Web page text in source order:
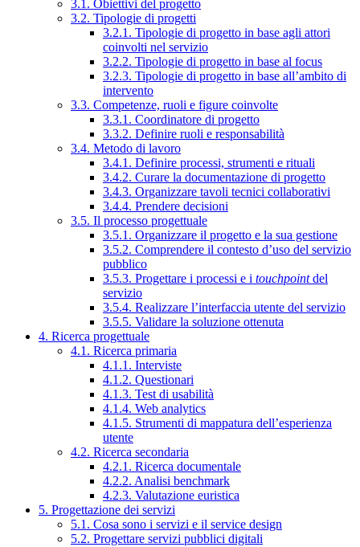
3.1. Obiettivi del progetto
3.2. Tipologie di progetti
3.2.1. Tipologie di progetto in base agli attori
coinvolti nel servizio
3.2.2. Tipologie di progetto in base al focus
3.2.3. Tipologie di progetto in base all’ambito di
intervento
3.3. Competenze, ruoli e figure coinvolte
3.3.1. Coordinatore di progetto
3.3.2. Definire ruoli e responsabilità
3.4. Metodo di lavoro
3.4.1. Definire processi, strumenti e rituali
3.4.2. Curare la documentazione di progetto
3.4.3. Organizzare tavoli tecnici collaborativi
3.4.4. Prendere decisioni
3.5. Il processo progettuale
3.5.1. Organizzare il progetto e la sua gestione
3.5.2. Comprendere il contesto d’uso del servizio
pubblico
3.5.3. Progettare i processi e i touchpointdel
servizio
3.5.4. Realizzare l’interfaccia utente del servizio
3.5.5. Validare la soluzione ottenuta
4. Ricerca progettuale
4.1. Ricerca primaria
4.1.1. Interviste
4.1.2. Questionari
4.1.3. Test di usabilità
4.1.4. Web analytics
4.1.5. Strumenti di mappatura dell’esperienza
utente
4.2. Ricerca secondaria
4.2.1. Ricerca documentale
4.2.2. Analisi benchmark
4.2.3. Valutazione euristica
5. Progettazione dei servizi
5.1. Cosa sono i servizi e il service design
5.2. Progettare servizi pubblici digitali